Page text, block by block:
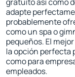
adapte
probablemente
como un spa o
pequeños. El
la opción perfecta
como para
empleados.